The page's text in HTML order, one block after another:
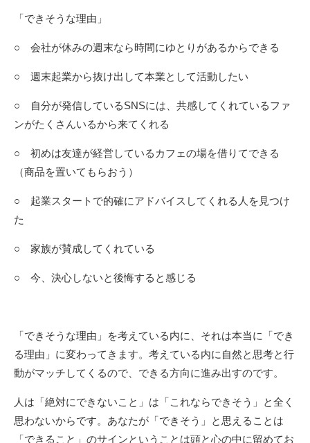
「できそうな理由」
○ 会社が休みの週末なら時間にゆとりがあるからできる
○ 週末起業から抜け出して本業として活動したい
○ 自分が発信しているSNSには、共感してくれているファ
ンがたくさんいるから来てくれる
○ 初めは友達が経営しているカフェの場を借りてできる
（商品を置いてもらおう）
○ 起業スタートで的確にアドバイスしてくれる人を見つけ
た
○ 家族が賛成してくれている
○ 今、決心しないと後悔すると感じる
「できそうな理由」を考えている内に、それは本当に「でき
る理由」に変わってきます。考えている内に自然と思考と行
動がマッチしてくるので、できる方向に進み出すのです。
人は「絶対にできないこと」は「これならできそう」と全く
思わないからです。あなたが「できそう」と思えることは
「できること」のサインということは頭と心の中に留めてお